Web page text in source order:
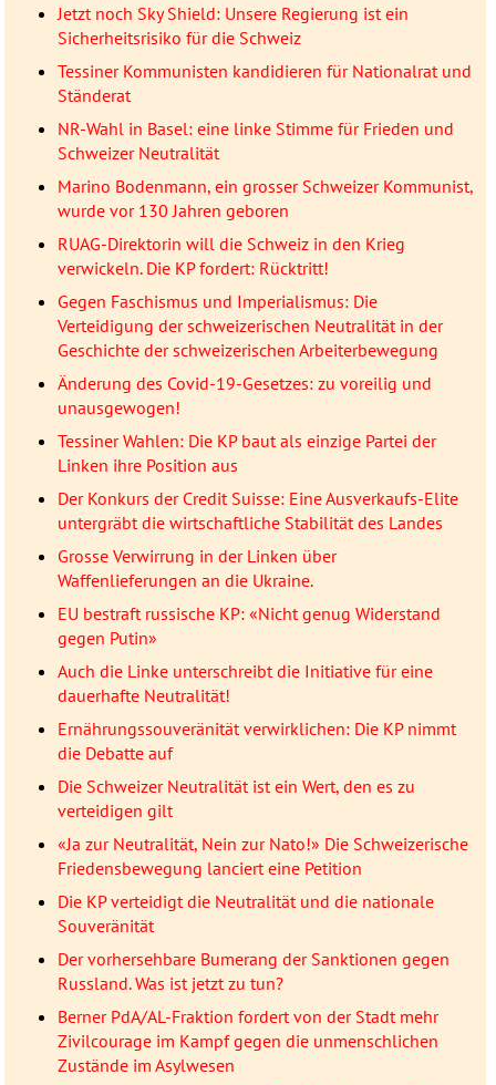
Jetzt noch Sky Shield: Unsere Regierung ist ein
Sicherheitsrisiko für die Schweiz
Tessiner Kommunisten kandidieren für Nationalrat und
Ständerat
NR-Wahl in Basel: eine linke Stimme für Frieden und
Schweizer Neutralität
Marino Bodenmann, ein grosser Schweizer Kommunist,
wurde vor 130 Jahren geboren
RUAG-Direktorin will die Schweiz in den Krieg
verwickeln. Die KP fordert: Rücktritt!
Gegen Faschismus und Imperialismus: Die
Verteidigung der schweizerischen Neutralität in der
Geschichte der schweizerischen Arbeiterbewegung
Änderung des Covid-19-Gesetzes: zu voreilig und
unausgewogen!
Tessiner Wahlen: Die KP baut als einzige Partei der
Linken ihre Position aus
Der Konkurs der Credit Suisse: Eine Ausverkaufs-Elite
untergräbt die wirtschaftliche Stabilität des Landes
Grosse Verwirrung in der Linken über
Waffenlieferungen an die Ukraine.
EU bestraft russische KP: «Nicht genug Widerstand
gegen Putin»
Auch die Linke unterschreibt die Initiative für eine
dauerhafte Neutralität!
Ernährungssouveränität verwirklichen: Die KP nimmt
die Debatte auf
Die Schweizer Neutralität ist ein Wert, den es zu
verteidigen gilt
«Ja zur Neutralität, Nein zur Nato!» Die Schweizerische
Friedensbewegung lanciert eine Petition
Die KP verteidigt die Neutralität und die nationale
Souveränität
Der vorhersehbare Bumerang der Sanktionen gegen
Russland. Was ist jetzt zu tun?
Berner PdA/AL-Fraktion fordert von der Stadt mehr
Zivilcourage im Kampf gegen die unmenschlichen
Zustände im Asylwesen